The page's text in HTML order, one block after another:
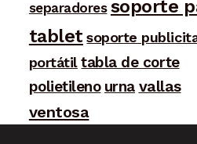
separadores soporte
tablet soporte
portátil tabla de corte
polietileno urna vallas
ventosa